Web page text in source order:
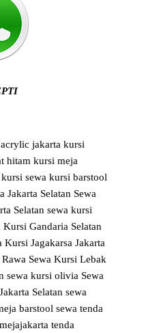
jakartakursi
hitamkursi meja
kursisewa kursi barstool
Jakarta Selatan Sewa
Selatansewa kursi
Kursi Gandaria Selatan
Kursi Jagakarsa Jakarta
Sewa Kursi Lebak
sewa kursi olivia Sewa
Selatansewa
barstoolsewa tenda
tenda